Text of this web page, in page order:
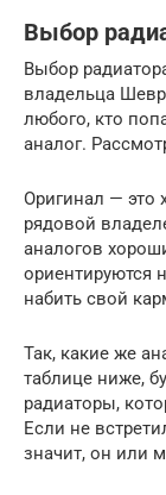
Выбор
Выбор
владельца
любого, кто
аналог.
Оригинал — это
рядовой
аналогов
ориентируются
набить свой
Так, какие же
таблице ниже,
радиаторы,
Если не
значит, он или